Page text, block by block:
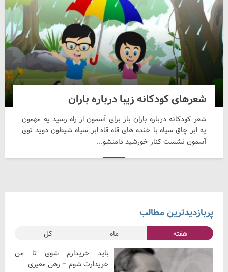
شعرهای کودکانه زیبا درباره باران
شعر کودکانه درباره باران باز برای آسمون از راه رسید یه مهمون
یه ابر چاق سیاه با خنده های قاه قاه ابر ِسیاه شیطون دوید توی
آسمون نشست کنار خورشید دامنشو...
پربازدیدترین مطالب
هفته ماه کل
باید خریدارم شوی تا من
خریدارت شوم – رهی معیری